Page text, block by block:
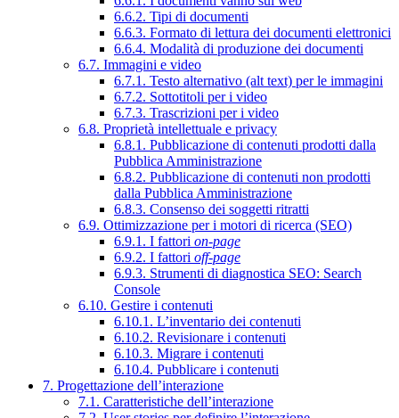
6.6.2. Tipi di documenti
6.6.3. Formato di lettura dei documenti elettronici
6.6.4. Modalità di produzione dei documenti
6.7. Immagini e video
6.7.1. Testo alternativo (alt text) per le immagini
6.7.2. Sottotitoli per i video
6.7.3. Trascrizioni per i video
6.8. Proprietà intellettuale e privacy
6.8.1. Pubblicazione di contenuti prodotti dalla
Pubblica Amministrazione
6.8.2. Pubblicazione di contenuti non prodotti
dalla Pubblica Amministrazione
6.8.3. Consenso dei soggetti ritratti
6.9. Ottimizzazione per i motori di ricerca (SEO)
6.9.1. I fattori on-page
6.9.2. I fattori off-page
6.9.3. Strumenti di diagnostica SEO: Search
Console
6.10. Gestire i contenuti
6.10.1. L’inventario dei contenuti
6.10.2. Revisionare i contenuti
6.10.3. Migrare i contenuti
6.10.4. Pubblicare i contenuti
7. Progettazione dell’interazione
7.1. Caratteristiche dell’interazione